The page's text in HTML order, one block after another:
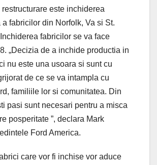
este inchiderea
a fabricilor din Norfolk, Va si St.
fabricilor se va face
„Decizia de a inchide productia in
nu este una usoara si sunt cu
de ce se va intampla cu
familiile lor si comunitatea. Din
pasi sunt necesari pentru a misca
posperitate ”, declara Mark
Ford America.
care vor fi inchise vor aduce